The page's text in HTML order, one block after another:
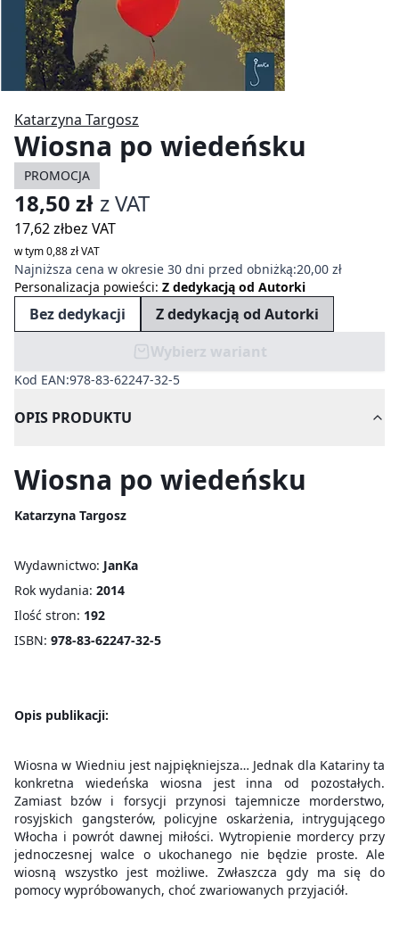
Katarzyna Targosz
Wiosna po wiedeńsku
PROMOCJA
18,50 zł z VAT
17,62 złbez VAT
w tym 0,88 zł VAT
Najniższa cena w okresie 30 dni przed obniżką:20,00 zł
Personalizacja powieści: Z dedykacją od Autorki
Bez dedykacji
Z dedykacją od Autorki
Wybierz wariant
Kod EAN:978-83-62247-32-5
OPIS PRODUKTU
Wiosna po wiedeńsku
Katarzyna Targosz
Wydawnictwo: JanKa
Rok wydania: 2014
Ilość stron: 192
ISBN: 978-83-62247-32-5
Opis publikacji:
Wiosna w Wiedniu jest najpiękniejsza… Jednak dla Katariny ta
konkretna wiedeńska wiosna jest inna od pozostałych.
Zamiast bzów i forsycji przynosi tajemnicze morderstwo,
rosyjskich gangsterów, policyjne oskarżenia, intrygującego
Włocha i powrót dawnej miłości. Wytropienie mordercy przy
jednoczesnej walce o ukochanego nie będzie proste. Ale
wiosną wszystko jest możliwe. Zwłaszcza gdy ma się do
pomocy wypróbowanych, choć zwariowanych przyjaciół.